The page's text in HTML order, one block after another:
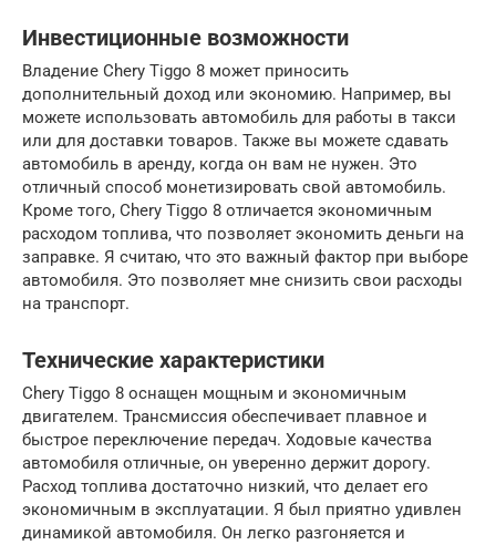
Инвестиционные возможности
Владение Chery Tiggo 8 может приносить
дополнительный доход или экономию. Например, вы
можете использовать автомобиль для работы в такси
или для доставки товаров. Также вы можете сдавать
автомобиль в аренду, когда он вам не нужен. Это
отличный способ монетизировать свой автомобиль.
Кроме того, Chery Tiggo 8 отличается экономичным
расходом топлива, что позволяет экономить деньги на
заправке. Я считаю, что это важный фактор при выборе
автомобиля. Это позволяет мне снизить свои расходы
на транспорт.
Технические характеристики
Chery Tiggo 8 оснащен мощным и экономичным
двигателем. Трансмиссия обеспечивает плавное и
быстрое переключение передач. Ходовые качества
автомобиля отличные, он уверенно держит дорогу.
Расход топлива достаточно низкий, что делает его
экономичным в эксплуатации. Я был приятно удивлен
динамикой автомобиля. Он легко разгоняется и